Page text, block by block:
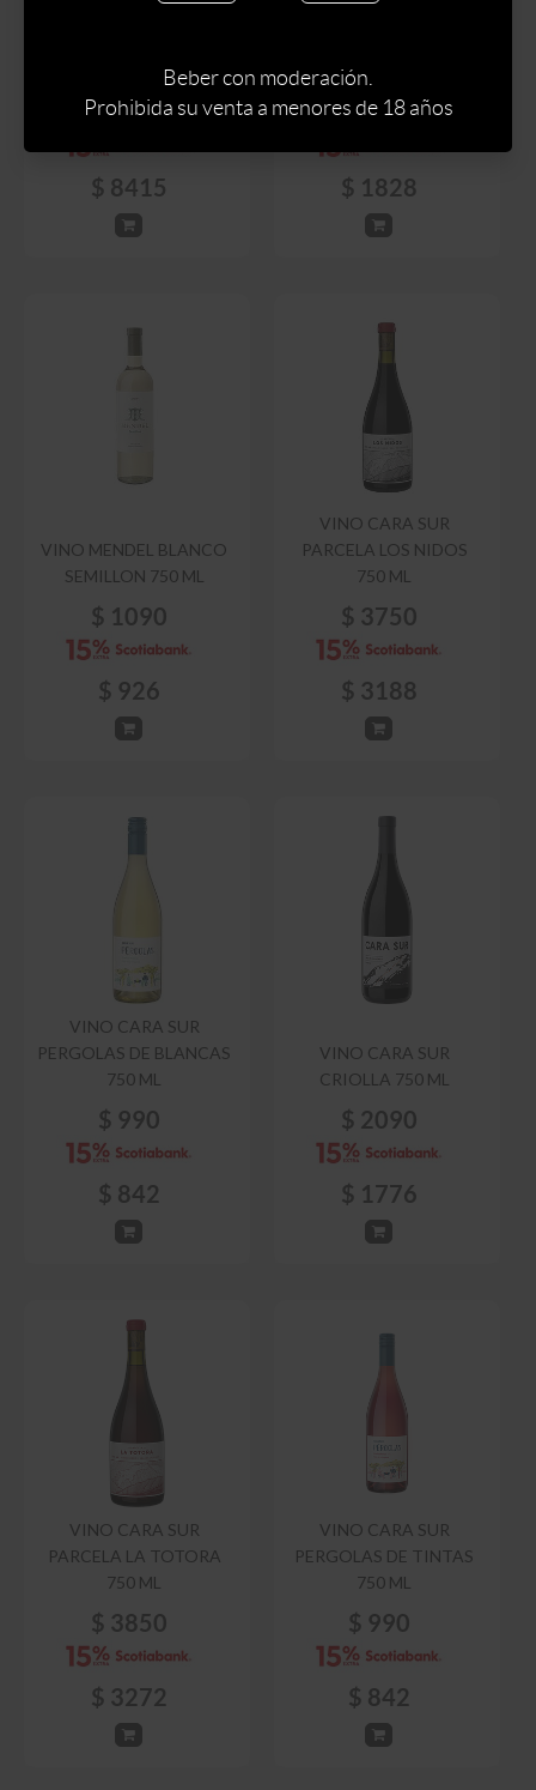
$9900
$ 8415
750 ML
$ 2150
$ 1828
VINO MENDEL BLANCO
SEMILLON 750 ML
$ 1090
$ 926
VINO CARA SUR
PARCELA LOS NIDOS
750 ML
$ 3750
$ 3188
VINO CARA SUR
PERGOLAS DE BLANCAS
750 ML
$ 990
$ 842
VINO CARA SUR
CRIOLLA 750 ML
$ 2090
$ 1776
VINO CARA SUR
PARCELA LA TOTORA
750 ML
$ 3850
$ 3272
VINO CARA SUR
PERGOLAS DE TINTAS
750 ML
$ 990
$ 842
Beber con moderación.
Prohibida su venta a menores de 18 años